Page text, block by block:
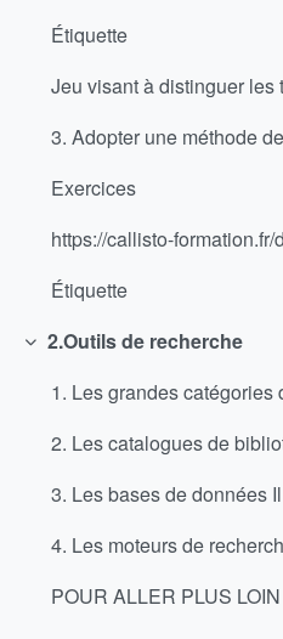
Étiquette
Exercices
Étiquette
Replier
2.Outils de recherche